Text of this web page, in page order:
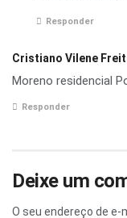
Responder
Cristiano Vilene
Moreno residencial
Responder
Deixe um
O seu endereço de e-